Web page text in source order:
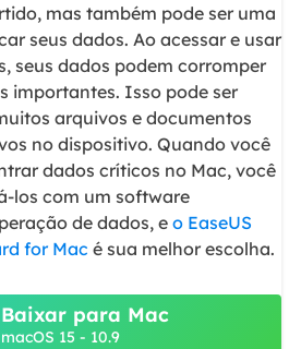
mas também pode ser uma
seus dados. Ao acessar e usar
seus dados podem corromper
importantes. Isso pode ser
arquivos e documentos
no dispositivo. Quando você
dados críticos no Mac, você
los com um software
de dados, e o EaseUS
for Mac é sua melhor escolha.
Baixar para Mac
macOS 15 - 10.9